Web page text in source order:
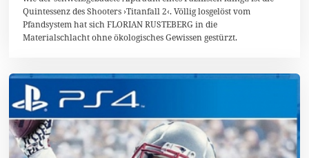
z
m
b
0
1
Quintessenz des Shooters ›Titanfall 2‹. Völlig losgelöst vom
Pfandsystem hat sich FLORIAN RUSTEBERG in die
Materialschlacht ohne ökologisches Gewissen gestürzt.